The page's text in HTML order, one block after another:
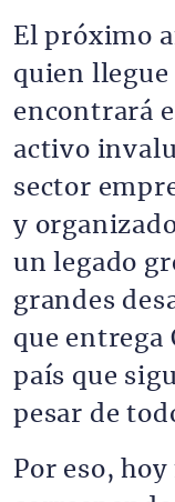
El próximo
quien llegue
encontrará
activo
sector
y
un legado
grandes
que entrega
país que
pesar de
Por eso,